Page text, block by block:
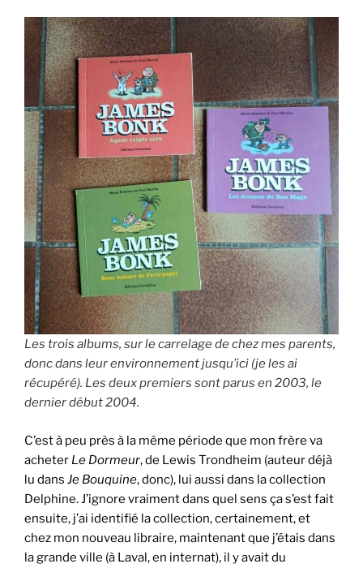
Les trois albums, sur le carrelage de chez mes parents,
donc dans leur environnement jusqu’ici (je les ai
récupéré). Les deux premiers sont parus en 2003, le
dernier début 2004.
C’est à peu près à la même période que mon frère va
acheter Le Dormeur, de Lewis Trondheim (auteur déjà
lu dans Je Bouquine, donc), lui aussi dans la collection
Delphine. J’ignore vraiment dans quel sens ça s’est fait
ensuite, j’ai identifié la collection, certainement, et
chez mon nouveau libraire, maintenant que j’étais dans
la grande ville (à Laval, en internat), il y avait du